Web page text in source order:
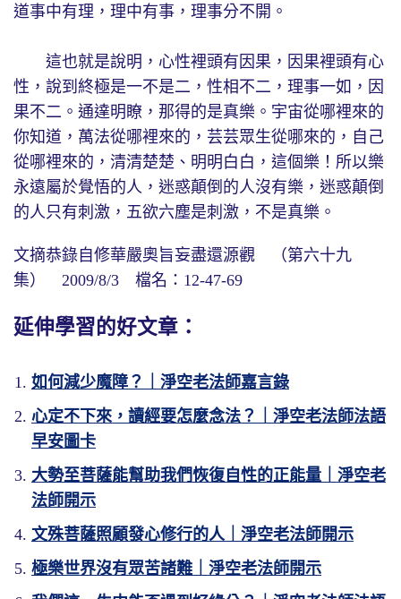
道事中有理，理中有事，理事分不開。
這也就是說明，心性裡頭有因果，因果裡頭有心
性，說到終極是一不是二，性相不二，理事一如，因
果不二。通達明瞭，那得的是真樂。宇宙從哪裡來的
你知道，萬法從哪裡來的，芸芸眾生從哪來的，自己
從哪裡來的，清清楚楚、明明白白，這個樂！所以樂
永遠屬於覺悟的人，迷惑顛倒的人沒有樂，迷惑顛倒
的人只有刺激，五欲六塵是刺激，不是真樂。
文摘恭錄自修華嚴奧旨妄盡還源觀 （第六十九
集） 2009/8/3 檔名：12-47-69
延伸學習的好文章：
如何減少魔障？｜淨空老法師嘉言錄
心定不下來，讀經要怎麼念法？｜淨空老法師法語
早安圖卡
大勢至菩薩能幫助我們恢復自性的正能量｜淨空老
法師開示
文殊菩薩照顧發心修行的人｜淨空老法師開示
極樂世界沒有眾苦諸難｜淨空老法師開示